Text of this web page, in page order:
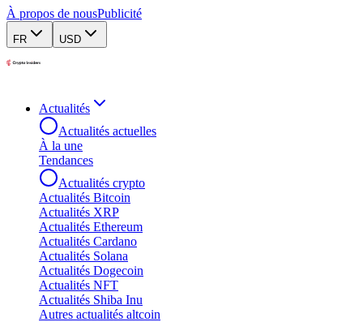
À propos de nousPublicité
FR USD
Actualités
Actualités actuelles
À la une
Tendances
Actualités crypto
Actualités Bitcoin
Actualités XRP
Actualités Ethereum
Actualités Cardano
Actualités Solana
Actualités Dogecoin
Actualités NFT
Actualités Shiba Inu
Autres actualités altcoin